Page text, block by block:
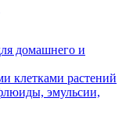
домашнего и
клетками растений
эмульсии,